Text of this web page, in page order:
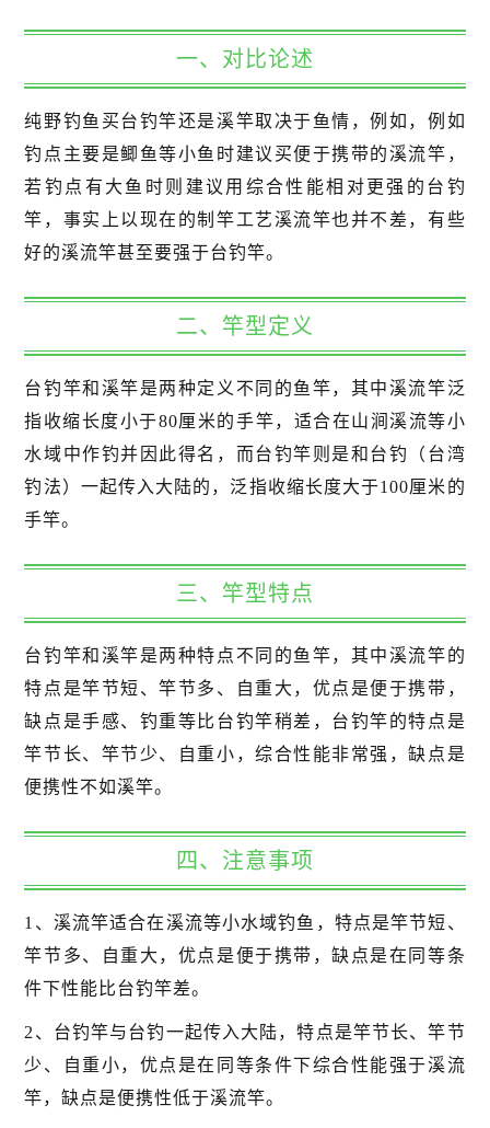
一、对比论述
纯野钓鱼买台钓竿还是溪竿取决于鱼情，例如，例如
钓点主要是鲫鱼等小鱼时建议买便于携带的溪流竿，
若钓点有大鱼时则建议用综合性能相对更强的台钓
竿，事实上以现在的制竿工艺溪流竿也并不差，有些
好的溪流竿甚至要强于台钓竿。
二、竿型定义
台钓竿和溪竿是两种定义不同的鱼竿，其中溪流竿泛
指收缩长度小于80厘米的手竿，适合在山涧溪流等小
水域中作钓并因此得名，而台钓竿则是和台钓（台湾
钓法）一起传入大陆的，泛指收缩长度大于100厘米的
手竿。
三、竿型特点
台钓竿和溪竿是两种特点不同的鱼竿，其中溪流竿的
特点是竿节短、竿节多、自重大，优点是便于携带，
缺点是手感、钓重等比台钓竿稍差，台钓竿的特点是
竿节长、竿节少、自重小，综合性能非常强，缺点是
便携性不如溪竿。
四、注意事项
1、溪流竿适合在溪流等小水域钓鱼，特点是竿节短、
竿节多、自重大，优点是便于携带，缺点是在同等条
件下性能比台钓竿差。
2、台钓竿与台钓一起传入大陆，特点是竿节长、竿节
少、自重小，优点是在同等条件下综合性能强于溪流
竿，缺点是便携性低于溪流竿。